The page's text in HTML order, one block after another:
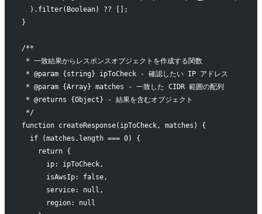
  ).filter(Boolean) ?? [];
}
/**
* 一致結果からレスポンスオブジェクトを作成する関数
* @param {string} ipToCheck - 確認したい IP アドレス
* @param {Array} matches - 一致した CIDR 範囲の配列
* @returns {Object} - 結果を含むオブジェクト
*/
function createResponse(ipToCheck, matches) {
  if (matches.length === 0) {
    return {
      ip: ipToCheck,
      isAwsIp: false,
      service: null,
      region: null